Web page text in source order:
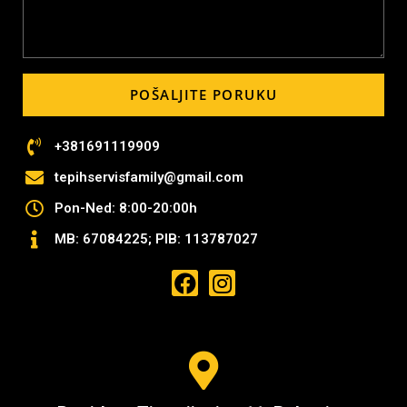
POŠALJITE PORUKU
+381691119909
tepihservisfamily@gmail.com
Pon-Ned: 8:00-20:00h
MB: 67084225; PIB: 113787027